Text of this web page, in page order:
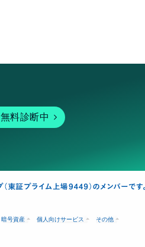
無料診断中
暗号資産 個人向けサービス その他